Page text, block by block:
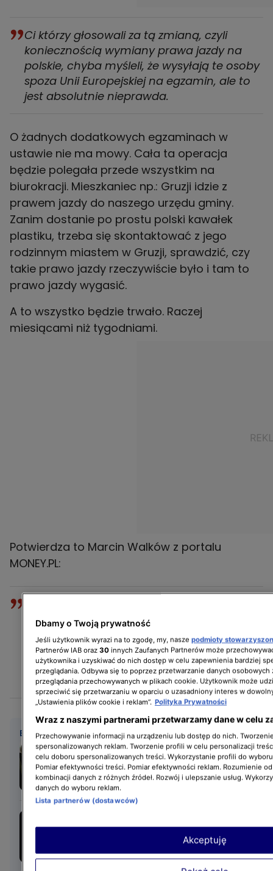
Ci którzy głosowali za tą zmianą, czyli
koniecznością wymiany prawa jazdy na
polskie, chyba myśleli, że wysyłają te osoby
spoza Unii Europejskiej na egzamin, ale to
jest absolutnie nieprawda.
O żadnych dodatkowych egzaminach w
ustawie nie ma mowy. Cała ta operacja
będzie polegała przede wszystkim na
biurokracji. Mieszkaniec np.: Gruzji idzie z
prawem jazdy do naszego urzędu gminy.
Zanim dostanie po prostu polski kawałek
plastiku, trzeba się skontaktować z jego
rodzinnym miastem w Gruzji, sprawdzić, czy
takie prawo jazdy rzeczywiście było i tam to
A to wszystko będzie trwało. Raczej
Potwierdza to Marcin Walków z portalu
MONEY.PL:
branży, zwracają uwagę, że taki kierowca
może zacząć ubiegać się o polskie
uprawnienia będąc w Polsce od 180 dni co
najmniej, a cała to procedura może trwać
drugie tyle.
BĄDŹ NA BIEŻĄCO
Prawo jazdy na ciężarówkę
od 17 roku życia. To pomysł
Unii Europejskiej
Kontrowersyjne, ale chodzi
o bezpieczeństwo
Dbamy o Twoją prywatność
Jeśli użytkownik wyrazi na to zgodę, my, nasze podmioty
Partnerów IAB oraz 30 innych Zaufanych Partnerów może
użytkownika i uzyskiwać do nich dostęp w celu zapewnienia bardziej
przeglądania. Odbywa się to poprzez przetwarzanie danych osobowych
przeglądania przechowywanych w plikach cookie. Użytkownik może
sprzeciwić się przetwarzaniu w oparciu o uzasadniony interes w
„Ustawienia plików cookie i reklam”. Polityka Prywatności
Wraz z naszymi partnerami przetwarzamy dane w celu
Przechowywanie informacji na urządzeniu lub dostęp do nich.
spersonalizowanych reklam. Tworzenie profili w celu personalizacji
celu doboru spersonalizowanych treści. Wykorzystanie profili do
Pomiar efektywności treści. Pomiar efektywności reklam. Rozumienie
kombinacji danych z różnych źródeł. Rozwój i ulepszanie usług.
danych do wyboru reklam.
Lista partnerów (dostawców)
Akceptuję